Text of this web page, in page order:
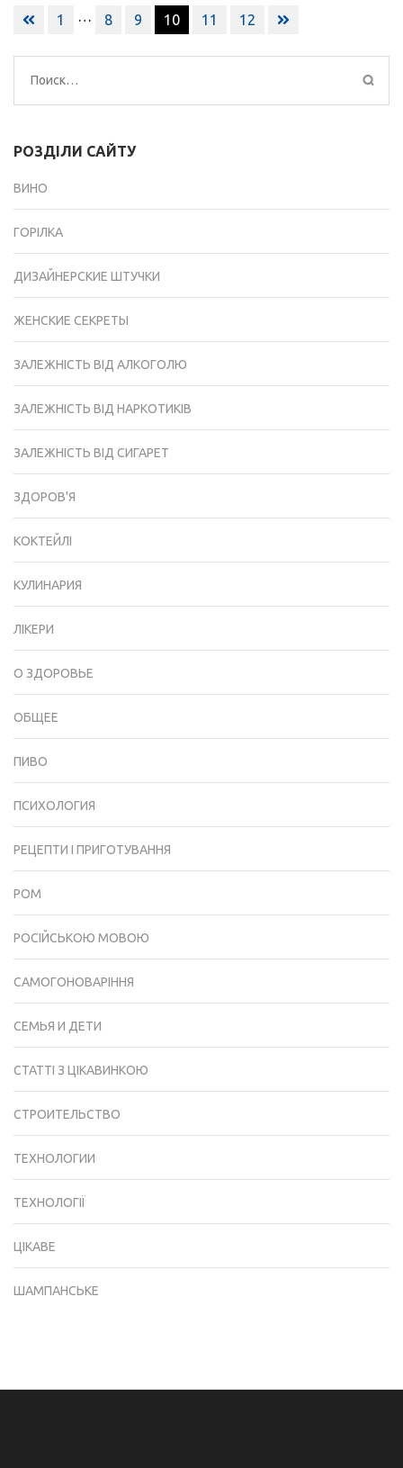
Навигация
записям
1 … 8 9 10 11 12
Найти:
РОЗДІЛИ САЙТУ
ВИНО
ГОРІЛКА
ДИЗАЙНЕРСКИЕ ШТУЧКИ
ЖЕНСКИЕ СЕКРЕТЫ
ЗАЛЕЖНІСТЬ ВІД АЛКОГОЛЮ
ЗАЛЕЖНІСТЬ ВІД НАРКОТИКІВ
ЗАЛЕЖНІСТЬ ВІД СИГАРЕТ
ЗДОРОВ'Я
КОКТЕЙЛІ
КУЛИНАРИЯ
ЛІКЕРИ
О ЗДОРОВЬЕ
ОБЩЕЕ
ПИВО
ПСИХОЛОГИЯ
РЕЦЕПТИ І ПРИГОТУВАННЯ
РОМ
РОСІЙСЬКОЮ МОВОЮ
САМОГОНОВАРІННЯ
СЕМЬЯ И ДЕТИ
СТАТТІ З ЦІКАВИНКОЮ
СТРОИТЕЛЬСТВО
ТЕХНОЛОГИИ
ТЕХНОЛОГІЇ
ЦІКАВЕ
ШАМПАНСЬКЕ